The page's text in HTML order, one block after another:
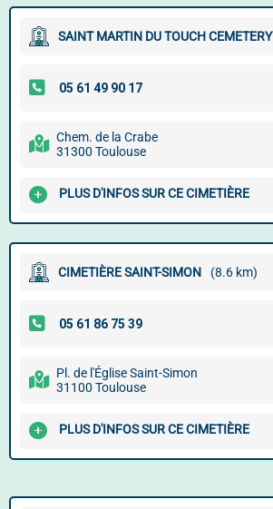
SAINT MARTIN DU TOUCH CEMETERY
Chem. de la Crabe
31300 Toulouse
PLUS D'INFOS SUR CE CIMETIÈRE
CIMETIÈRE SAINT-SIMON (8.6 km)
Pl. de l'Église Saint-Simon
31100 Toulouse
PLUS D'INFOS SUR CE CIMETIÈRE